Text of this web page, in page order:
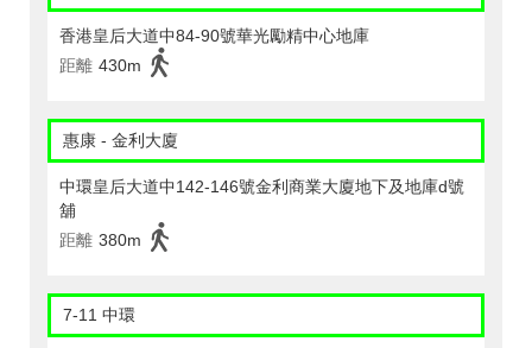
香港皇后大道中84-90號華光勵精中心地庫
距離 430m
惠康 - 金利大廈
中環皇后大道中142-146號金利商業大廈地下及地庫d號
舖
距離 380m
7-11 中環